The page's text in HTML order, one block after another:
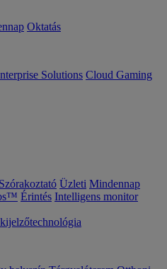
Oktatás
Solutions Cloud Gaming
Szórakoztató Üzleti Mindennap
Érintés Intelligens monitor